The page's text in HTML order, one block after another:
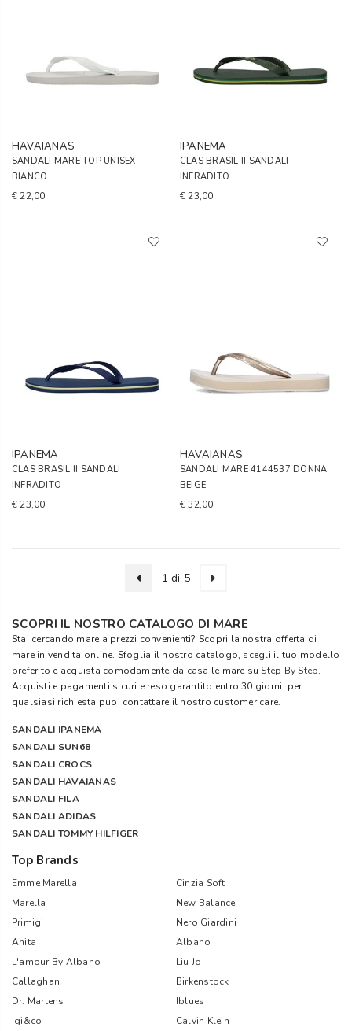
HAVAIANAS
SANDALI MARE TOP UNISEX
BIANCO
€ 22,00
IPANEMA
CLAS BRASIL II SANDALI
INFRADITO
€ 23,00
IPANEMA
CLAS BRASIL II SANDALI
INFRADITO
€ 23,00
HAVAIANAS
SANDALI MARE 4144537 DONNA
BEIGE
€ 32,00
1 di 5
SCOPRI IL NOSTRO CATALOGO DI MARE
Stai cercando mare a prezzi convenienti? Scopri la nostra offerta di
mare in vendita online. Sfoglia il nostro catalogo, scegli il tuo modello
preferito e acquista comodamente da casa le mare suStep By Step.
Acquisti e pagamenti sicuri e reso garantito entro 30 giorni: per
qualsiasi richiesta puoi contattare il nostro customer care.
SANDALI IPANEMA
SANDALI SUN68
SANDALI CROCS
SANDALI HAVAIANAS
SANDALI FILA
SANDALI ADIDAS
SANDALI TOMMY HILFIGER
Top Brands
Emme Marella
Cinzia Soft
Marella
New Balance
Primigi
Nero Giardini
Anita
Albano
L'amour By Albano
Liu Jo
Callaghan
Birkenstock
Dr. Martens
Iblues
Igi&co
Calvin Klein